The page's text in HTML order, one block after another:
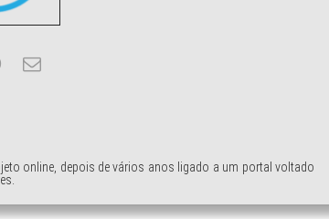
online, depois de vários anos ligado a um portal voltado